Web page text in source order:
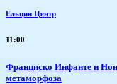
Ельцин Центр
11:00
Франциско Инфанте и
метаморфоза